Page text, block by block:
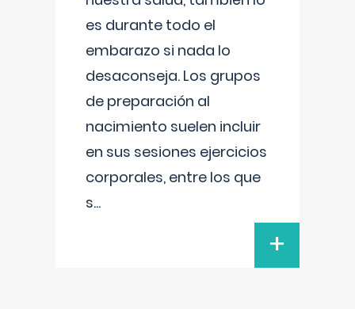
es durante todo el
embarazo si nada lo
desaconseja. Los grupos
de preparación al
nacimiento suelen incluir
en sus sesiones ejercicios
corporales, entre los que
s...
+